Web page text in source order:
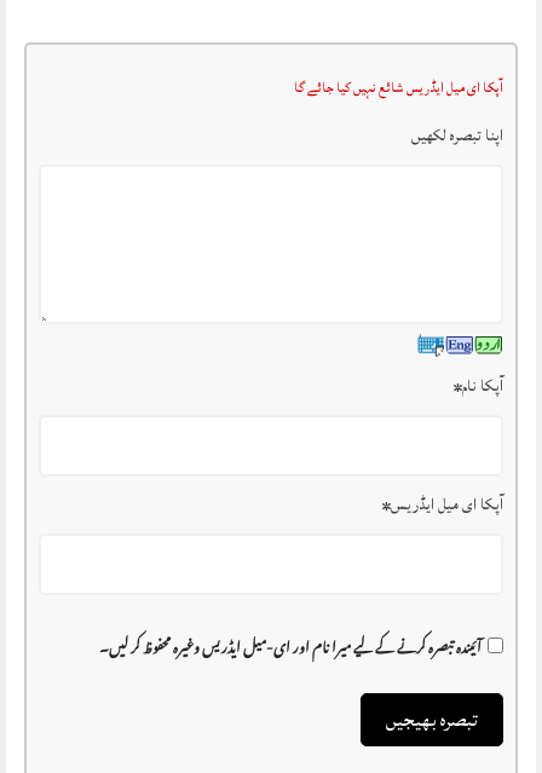
آپکا ای میل ایڈریس شائع نہیں کیا جائے گا
اپنا تبصرہ لکھیں
آپکا نام*
آپکا ای میل ایڈریس*
آئیندہ تبصرہ کرنے کے لیے میرا نام اور ای-میل ایڈریس وغیرہ محفوظ کر لیں۔